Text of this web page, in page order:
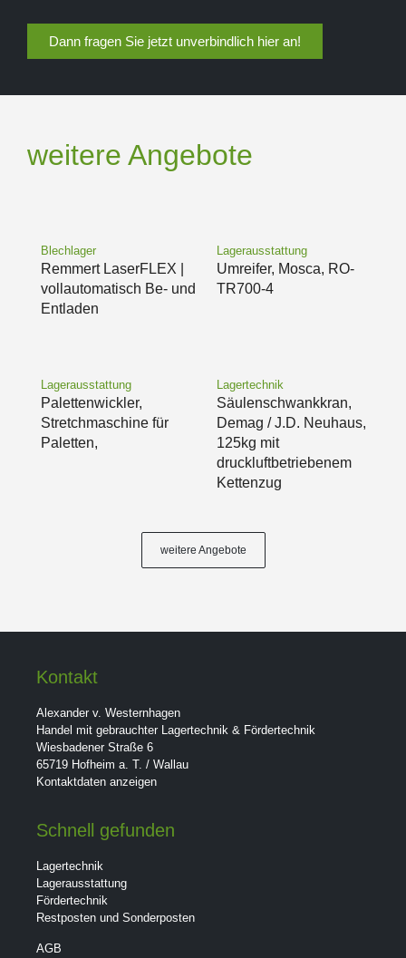
Dann fragen Sie jetzt unverbindlich hier an!
weitere Angebote
Blechlager
Remmert LaserFLEX |
vollautomatisch Be- und
Entladen
Lagerausstattung
Umreifer, Mosca, RO-
TR700-4
Lagerausstattung
Palettenwickler,
Stretchmaschine für
Paletten,
Lagertechnik
Säulenschwankkran,
Demag / J.D. Neuhaus,
125kg mit
druckluftbetriebenem
Kettenzug
weitere Angebote
Kontakt
Alexander v. Westernhagen
Handel mit gebrauchter Lagertechnik & Fördertechnik
Wiesbadener Straße 6
65719 Hofheim a. T. / Wallau
Kontaktdaten anzeigen
Schnell gefunden
Lagertechnik
Lagerausstattung
Fördertechnik
Restposten und Sonderposten
AGB